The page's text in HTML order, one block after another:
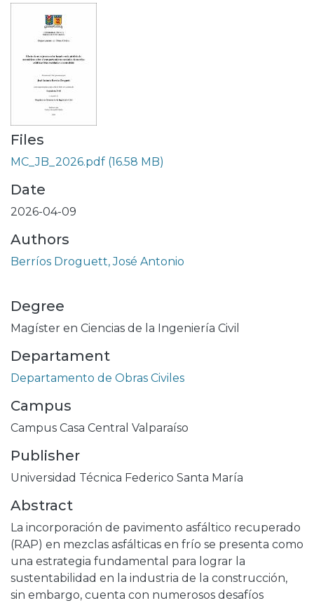
Files
MC_JB_2026.pdf (16.58 MB)
Date
2026-04-09
Authors
Berríos Droguett, José Antonio
Degree
Magíster en Ciencias de la Ingeniería Civil
Departament
Departamento de Obras Civiles
Campus
Campus Casa Central Valparaíso
Publisher
Universidad Técnica Federico Santa María
Abstract
La incorporación de pavimento asfáltico recuperado
(RAP) en mezclas asfálticas en frío se presenta como
una estrategia fundamental para lograr la
sustentabilidad en la industria de la construcción,
sin embargo, cuenta con numerosos desafíos